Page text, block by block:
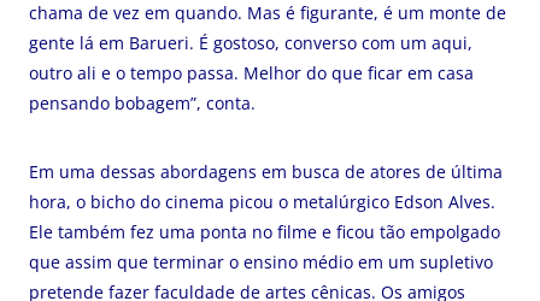
chama de vez em quando. Mas é figurante, é um monte de
gente lá em Barueri. É gostoso, converso com um aqui,
outro ali e o tempo passa. Melhor do que ficar em casa
pensando bobagem”, conta.
Em uma dessas abordagens em busca de atores de última
hora, o bicho do cinema picou o metalúrgico Edson Alves.
Ele também fez uma ponta no filme e ficou tão empolgado
que assim que terminar o ensino médio em um supletivo
pretende fazer faculdade de artes cênicas. Os amigos